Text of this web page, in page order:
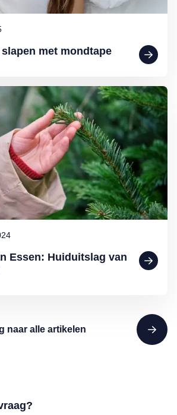
met mondtape
Essen: Huiduitslag van
Ted van Essen: Huiduitslag van de
naar alle artikelen